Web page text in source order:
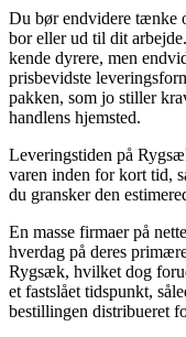
Du bør endvidere tænke
bor eller ud til dit
kende dyrere, men
prisbevidste
pakken, som jo stiller
handlens hjemsted.
Leveringstiden på
varen inden for kort tid,
du gransker den
En masse firmaer på
hverdag på deres
Rygsæk, hvilket dog
et fastslået tidspunkt,
bestillingen distribueret